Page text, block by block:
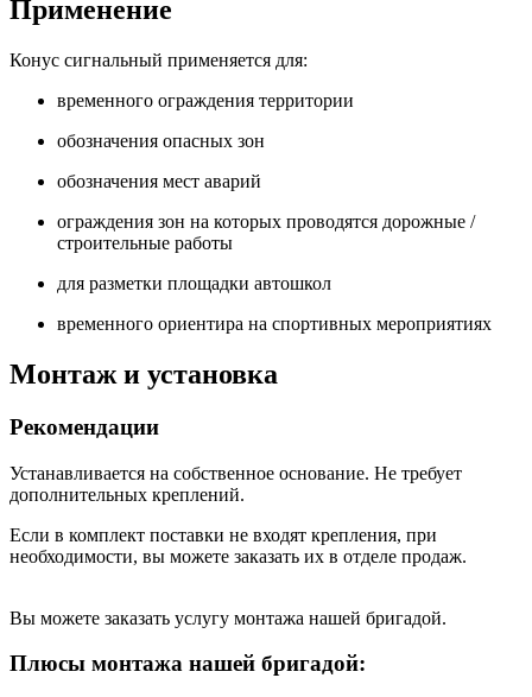
Применение
Конус сигнальный применяется для:
временного ограждения территории
обозначения опасных зон
обозначения мест аварий
ограждения зон на которых проводятся дорожные /
строительные работы
для разметки площадки автошкол
временного ориентира на спортивных мероприятиях
Монтаж и установка
Рекомендации
Устанавливается на собственное основание. Не требует
дополнительных креплений.
Если в комплект поставки не входят крепления, при
необходимости, вы можете заказать их в отделе продаж.
Вы можете заказать услугу монтажа нашей бригадой.
Плюсы монтажа нашей бригадой: